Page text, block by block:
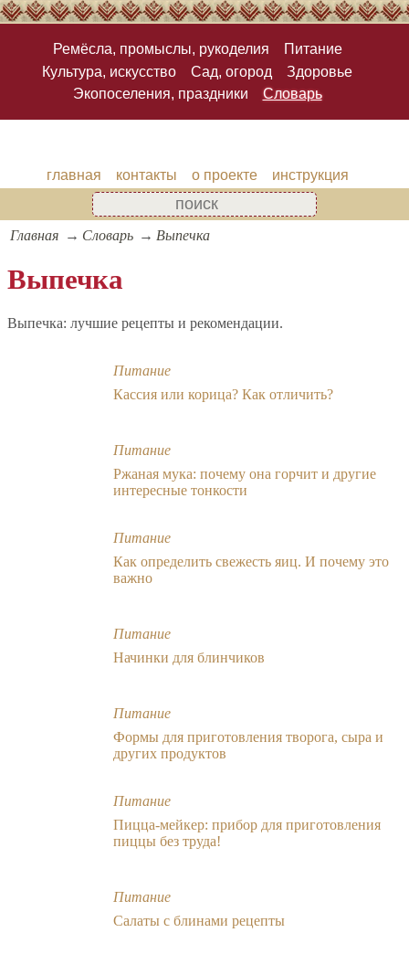
Ремёсла, промыслы, рукоделия
Питание
Культура, искусство
Сад, огород
Здоровье
Экопоселения, праздники
Словарь
главная контакты о проекте инструкция
Главная Словарь Выпечка
Выпечка
Выпечка: лучшие рецепты и рекомендации.
Питание
Кассия или корица? Как отличить?
Питание
Ржаная мука: почему она горчит и другие
интересные тонкости
Питание
Как определить свежесть яиц. И почему это
важно
Питание
Начинки для блинчиков
Питание
Формы для приготовления творога, сыра и
других продуктов
Питание
Пицца-мейкер: прибор для приготовления
пиццы без труда!
Питание
Салаты с блинами рецепты